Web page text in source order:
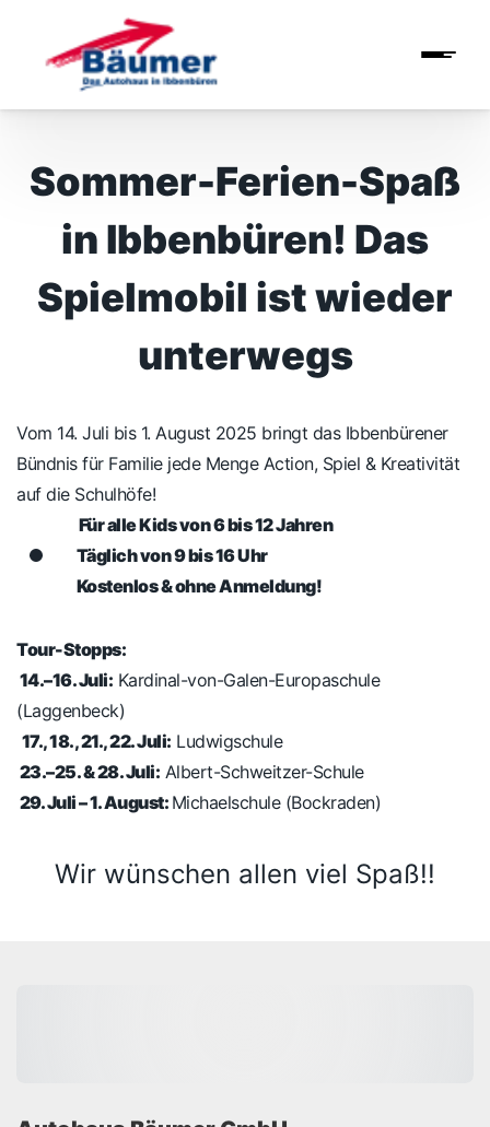
Sommer-Ferien-Spaß
in Ibbenbüren! Das
Spielmobil ist wieder
unterwegs
Vom 14. Juli bis 1. August 2025 bringt das Ibbenbürener
Bündnis für Familie jede Menge Action, Spiel & Kreativität
auf die Schulhöfe!
Für alle Kids von 6 bis 12 Jahren
Täglich von 9 bis 16 Uhr
Kostenlos & ohne Anmeldung!
Tour-Stopps:
14.–16. Juli: Kardinal-von-Galen-Europaschule
(Laggenbeck)
17., 18., 21., 22. Juli: Ludwigschule
23.–25. & 28. Juli: Albert-Schweitzer-Schule
29. Juli – 1. August: Michaelschule (Bockraden)
Wir wünschen allen viel Spaß!!